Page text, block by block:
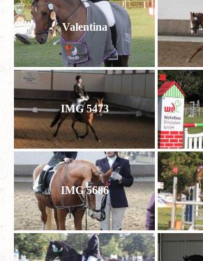
Valentina
IMG 5473
IMG 5686